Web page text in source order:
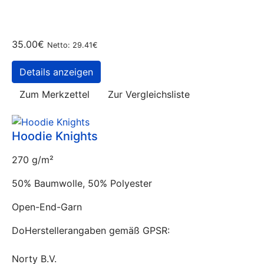
35.00€ Netto: 29.41€
Details anzeigen
Zum Merkzettel
Zur Vergleichsliste
Hoodie Knights
270 g/m²
50% Baumwolle, 50% Polyester
Open-End-Garn
DoHerstellerangaben gemäß GPSR:
Norty B.V.